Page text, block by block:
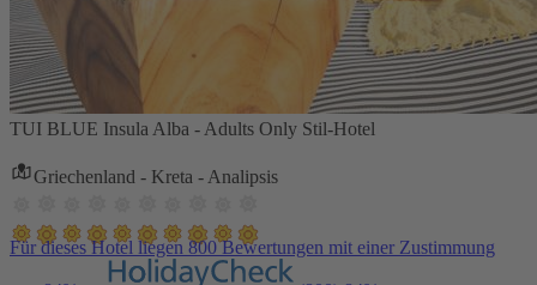
TUI BLUE Insula Alba - Adults Only Stil-Hotel
Griechenland - Kreta - Analipsis
Für dieses Hotel liegen 800 Bewertungen mit einer Zustimmung